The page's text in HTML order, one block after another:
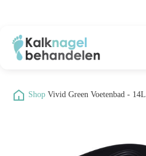
Natuurlijke middelen
Shop Vivid Green Voetenbad - 14L